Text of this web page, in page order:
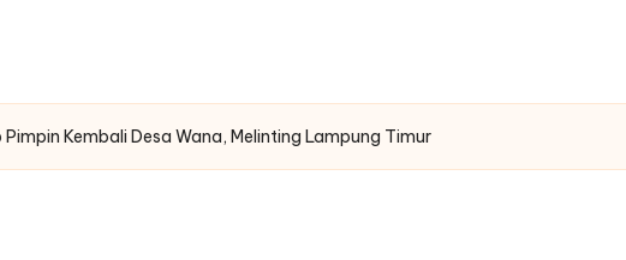
Pimpin Kembali Desa Wana, Melinting Lampung Timur